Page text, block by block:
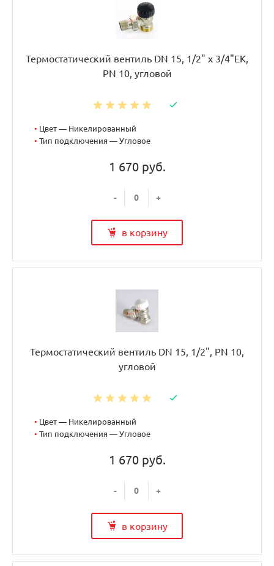
Термостатический вентиль DN 15, 1/2" х 3/4"EK,
PN 10, угловой
• Цвет — Никелированный
• Тип подключения — Угловое
1 670 руб.
- +
в корзину
Термостатический вентиль DN 15, 1/2", PN 10,
угловой
• Цвет — Никелированный
• Тип подключения — Угловое
1 670 руб.
- +
в корзину